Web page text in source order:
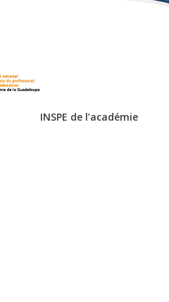
INSPE de l’académie